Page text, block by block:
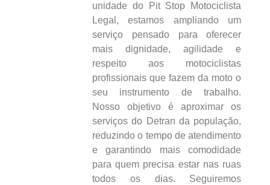
unidade do Pit Stop Motociclista
Legal, estamos ampliando um
serviço pensado para oferecer
mais dignidade, agilidade e
respeito aos motociclistas
profissionais que fazem da moto o
seu instrumento de trabalho.
Nosso objetivo é aproximar os
serviços do Detran da população,
reduzindo o tempo de atendimento
e garantindo mais comodidade
para quem precisa estar nas ruas
todos os dias. Seguiremos